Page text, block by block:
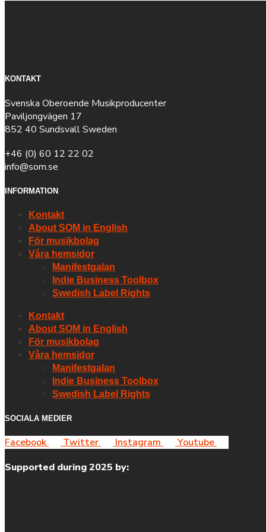
KONTAKT
Svenska Oberoende Musikproducenter
Paviljongvägen 17
852 40 Sundsvall Sweden
+46 (0) 60 12 22 02
info@som.se
INFORMATION
Kontakt
About SOM in English
För musikbolag
Våra hemsidor
Manifestgalan
Indie Business Toolbox
Swedish Label Rights
Kontakt
About SOM in English
För musikbolag
Våra hemsidor
Manifestgalan
Indie Business Toolbox
Swedish Label Rights
SOCIALA MEDIER
Facebook Twitter Instagram
Youtube
Supported during 2025 by: